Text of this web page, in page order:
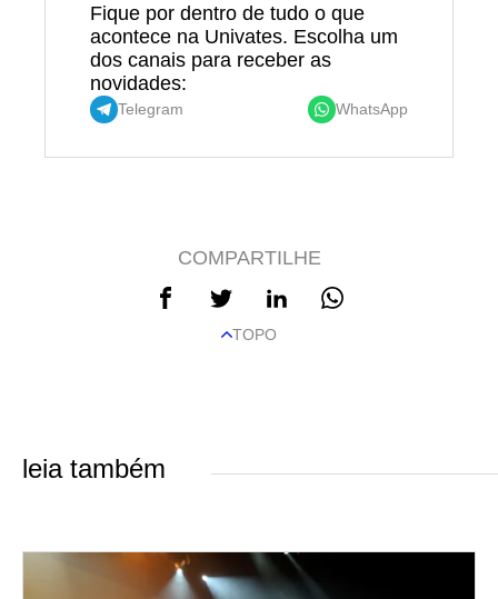
Fique por dentro de tudo o que
acontece na Univates. Escolha um
dos canais para receber as
novidades:
Telegram WhatsApp
COMPARTILHE
TOPO
leia também